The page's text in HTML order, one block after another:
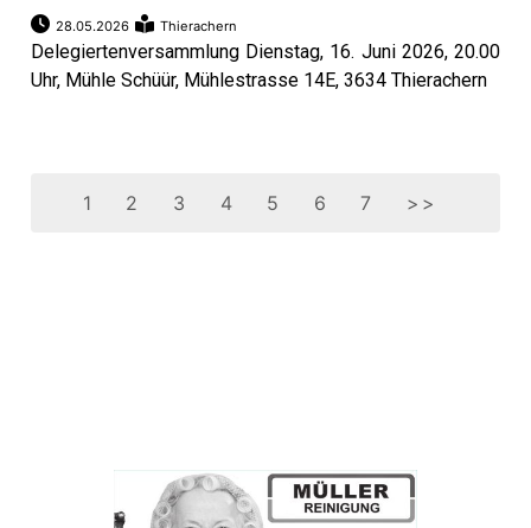
28.05.2026 Thierachern
Delegiertenversammlung Dienstag, 16. Juni 2026, 20.00
Uhr, Mühle Schüür, Mühlestrasse 14E, 3634 Thierachern
1 2 3 4 5 6 7 >>